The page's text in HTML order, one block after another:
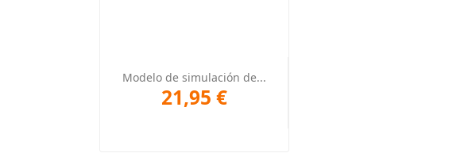
Vista rápida
Modelo de simulación de...
21,95 €